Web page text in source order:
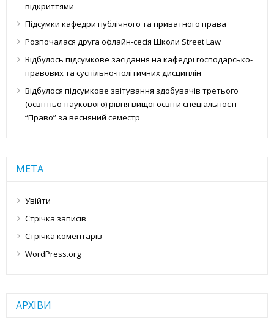
відкриттями
Підсумки кафедри публічного та приватного права
Розпочалася друга офлайн-сесія Школи Street Law
Відбулось підсумкове засідання на кафедрі господарсько-
правових та суспільно-політичних дисциплін
Відбулося підсумкове звітування здобувачів третього
(освітньо-наукового) рівня вищої освіти спеціальності
“Право” за весняний семестр
МЕТА
Увійти
Стрічка записів
Стрічка коментарів
WordPress.org
АРХІВИ